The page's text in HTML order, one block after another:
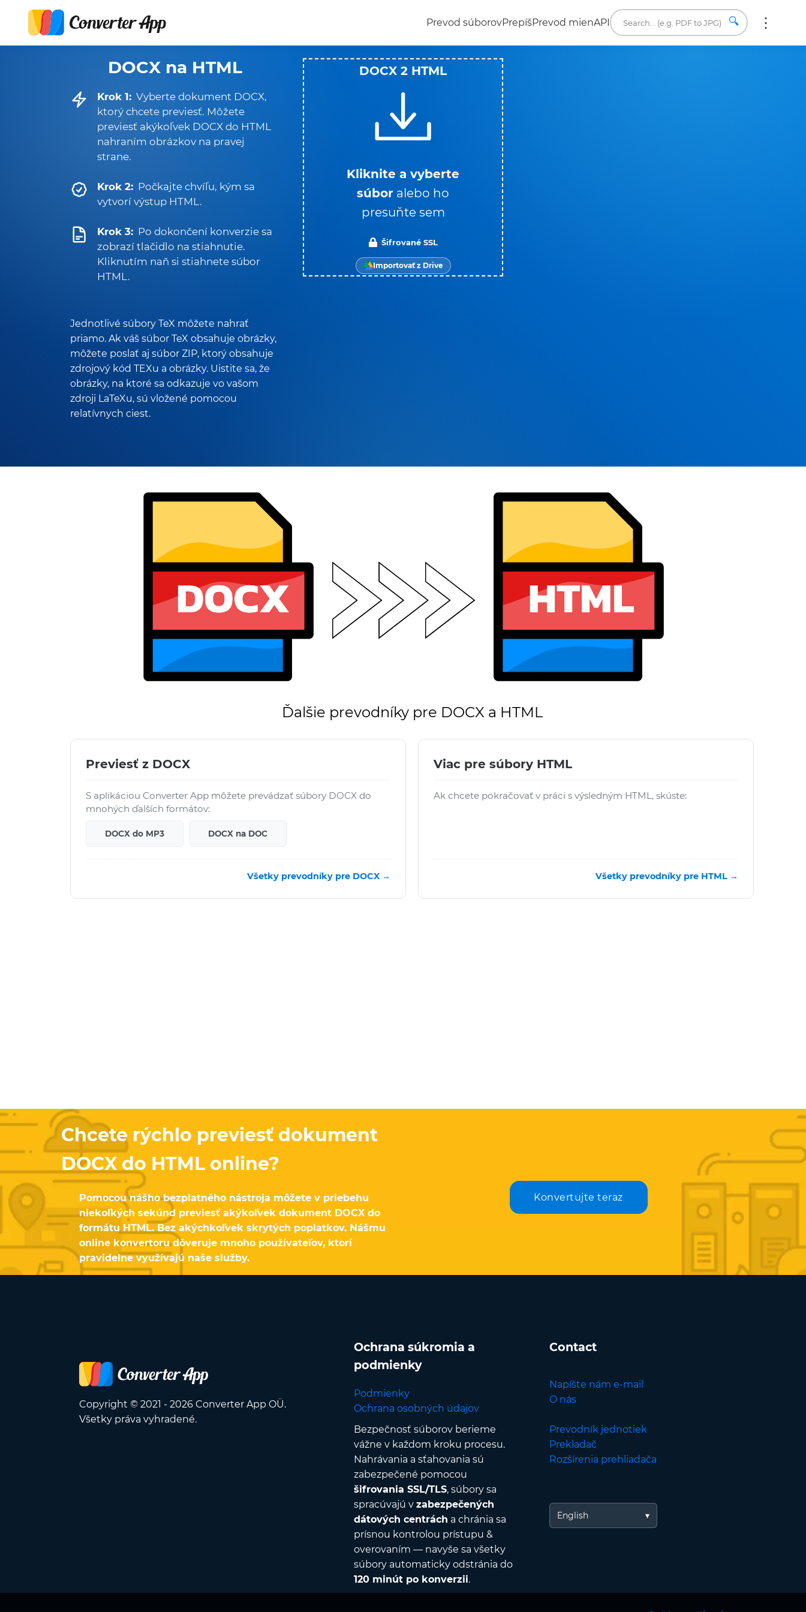
Prevod súborovPrepíšPrevod mienAPI 🔍
DOCX na HTML
Krok 1: Vyberte dokument DOCX,
ktorý chcete previesť. Môžete
previesť akýkoľvek DOCX do HTML
nahraním obrázkov na pravej
strane.
Krok 2: Počkajte chvíľu, kým sa
vytvorí výstup HTML.
Krok 3: Po dokončení konverzie sa
zobrazí tlačidlo na stiahnutie.
Kliknutím naň si stiahnete súbor
HTML.
Jednotlivé súbory TeX môžete nahrať
priamo. Ak váš súbor TeX obsahuje obrázky,
môžete poslať aj súbor ZIP, ktorý obsahuje
zdrojový kód TEXu a obrázky. Uistite sa, že
obrázky, na ktoré sa odkazuje vo vašom
zdroji LaTeXu, sú vložené pomocou
relatívnych ciest.
DOCX 2 HTML
Kliknite a vyberte
súbor alebo ho
presuňte sem
Šifrované SSL
Importovať z Drive
Ďalšie prevodníky pre DOCX a HTML
Previesť z DOCX
S aplikáciou Converter App môžete prevádzať súbory DOCX do
mnohých ďalších formátov:
DOCX do MP3 DOCX na DOC
Všetky prevodníky pre DOCX →
Viac pre súbory HTML
Ak chcete pokračovať v práci s výsledným HTML, skúste:
Všetky prevodníky pre HTML →
Chcete rýchlo previesť dokument
DOCX do HTML online?
Pomocou nášho bezplatného nástroja môžete v priebehu
niekoľkých sekúnd previesť akýkoľvek dokument DOCX do
formátu HTML. Bez akýchkoľvek skrytých poplatkov. Nášmu
online konvertoru dôveruje mnoho používateľov, ktorí
pravidelne využívajú naše služby.
Konvertujte teraz
Copyright © 2021 - 2026 Converter App OÜ.
Všetky práva vyhradené.
Ochrana súkromia a
podmienky
Podmienky
Ochrana osobných údajov
Bezpečnosť súborov berieme
vážne v každom kroku procesu.
Nahrávania a sťahovania sú
zabezpečené pomocou
šifrovania SSL/TLS, súbory sa
spracúvajú v zabezpečených
dátových centrách a chránia sa
prísnou kontrolou prístupu &
overovaním — navyše sa všetky
súbory automaticky odstránia do
120 minút po konverzii.
Contact
Napíšte nám e-mail
O nás
Prevodník jednotiek
Prekladač
Rozšírenia prehliadača
English